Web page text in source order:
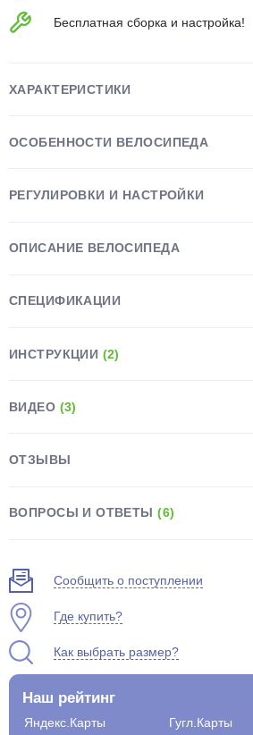
Бесплатная сборка и настройка!
ХАРАКТЕРИСТИКИ
ОСОБЕННОСТИ ВЕЛОСИПЕДА
РЕГУЛИРОВКИ И НАСТРОЙКИ
ОПИСАНИЕ ВЕЛОСИПЕДА
СПЕЦИФИКАЦИИ
ИНСТРУКЦИИ (2)
ВИДЕО (3)
ОТЗЫВЫ
ВОПРОСЫ И ОТВЕТЫ(6)
Сообщить о поступлении
Где купить?
Как выбрать размер?
Наш рейтинг
Яндекс.Карты
Гугл.Карты
Остались вопросы?